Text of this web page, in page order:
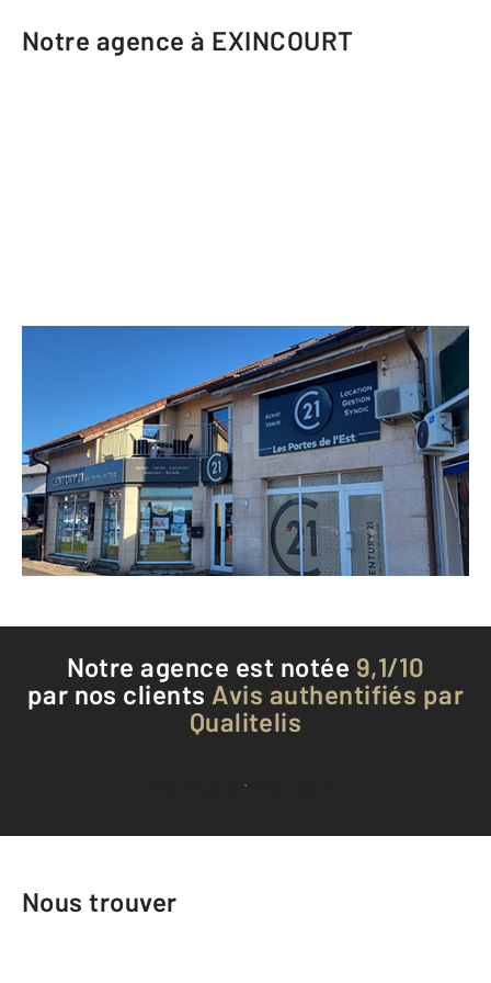
Notre agence à EXINCOURT
CENTURY 21 Les Portes de l'Est
11 rue Philippe Goudey
EXINCOURT - 25400
Envoyer un message
Téléphoner à l'agence
Notre agence est notée 9,1/10
par nos clients Avis authentifiés par
Qualitelis
Voir tous les avis clients
Nous trouver